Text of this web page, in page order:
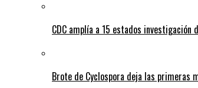
CDC amplía a 15 estados investigación
Brote de Cyclospora deja las primeras